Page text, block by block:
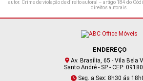
autor. Crime de violação de direito autoral – artigo 184 do
direitos autorais.
ENDEREÇO
Av. Brasília, 65 - Vila Bela
Santo André - SP - CEP:
Seg. a Sex: 8h30 ás